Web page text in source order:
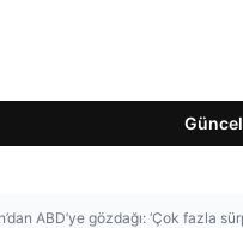
ABD’ye gözdağı: ‘Çok fazla